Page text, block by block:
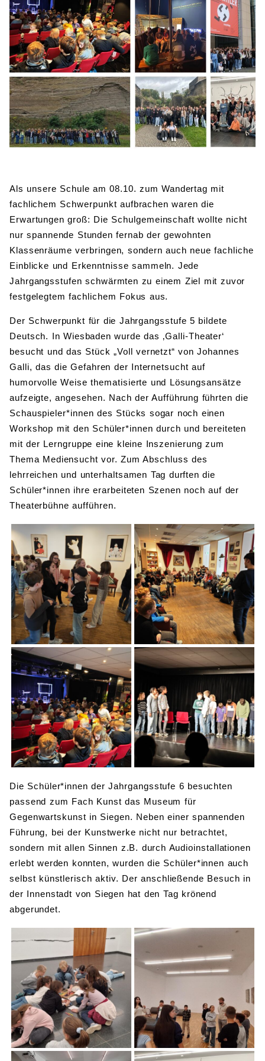
BIBLIOTHEK
Bibliothek Bibliothekskatalog
Schulbuchausleihe
Lehrmittelfreiheit
Buchempfehlungen
MENSA & BISTRO
Mensa & Bistro Speiseplan
Ernährungskonzept
Food Scouts
FAQs
SPORT
Sport als Leistungsfach Exkursionen
Wettkämpfe
Fachschaft
JtfO
Als unsere Schule am 08.10. zum Wandertag mit
fachlichem Schwerpunkt aufbrachen waren die
Erwartungen groß: Die Schulgemeinschaft wollte nicht
nur spannende Stunden fernab der gewohnten
Klassenräume verbringen, sondern auch neue fachliche
Einblicke und Erkenntnisse sammeln. Jede
Jahrgangsstufen schwärmten zu einem Ziel mit zuvor
festgelegtem fachlichem Fokus aus.
Der Schwerpunkt für die Jahrgangsstufe 5 bildete
Deutsch. In Wiesbaden wurde das ‚Galli-Theater‘
besucht und das Stück „Voll vernetzt“ von Johannes
Galli, das die Gefahren der Internetsucht auf
humorvolle Weise thematisierte und Lösungsansätze
aufzeigte, angesehen. Nach der Aufführung führten die
Schauspieler*innen des Stücks sogar noch einen
Workshop mit den Schüler*innen durch und bereiteten
mit der Lerngruppe eine kleine Inszenierung zum
Thema Mediensucht vor. Zum Abschluss des
lehrreichen und unterhaltsamen Tag durften die
Schüler*innen ihre erarbeiteten Szenen noch auf der
Theaterbühne aufführen.
Die Schüler*innen der Jahrgangsstufe 6 besuchten
passend zum Fach Kunst das Museum für
Gegenwartskunst in Siegen. Neben einer spannenden
Führung, bei der Kunstwerke nicht nur betrachtet,
sondern mit allen Sinnen z.B. durch Audioinstallationen
erlebt werden konnten, wurden die Schüler*innen auch
selbst künstlerisch aktiv. Der anschließende Besuch in
der Innenstadt von Siegen hat den Tag krönend
abgerundet.